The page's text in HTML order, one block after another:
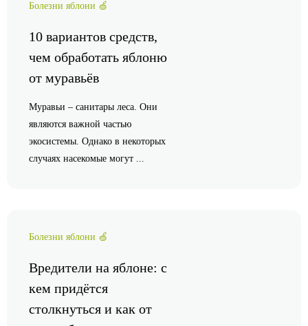
Болезни яблони 🍏
10 вариантов средств,
чем обработать яблоню
от муравьёв
Муравьи – санитары леса. Они
являются важной частью
экосистемы. Однако в некоторых
случаях насекомые могут ...
Болезни яблони 🍏
Вредители на яблоне: с
кем придётся
столкнуться и как от